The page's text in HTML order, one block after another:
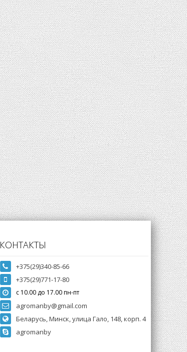
КОНТАКТЫ
+375(29)340-85-66
+375(29)771-17-80
с 10.00 до 17.00 пн-пт
agromanby@gmail.com
Беларусь, Минск, улица Гало, 148, корп. 4
agromanby